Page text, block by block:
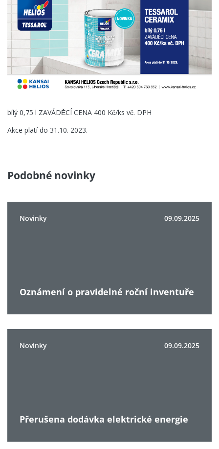
bílý 0,75 l ZAVÁDĚCÍ CENA 400 Kč/ks vč. DPH
Akce platí do 31.10. 2023.
Podobné novinky
Novinky 09.09.2025
Oznámení o pravidelné roční inventuře
Novinky 09.09.2025
Přerušena dodávka elektrické energie
Kontakty
KANSAI HELIOS CZ s.r.o.
Sokolovská 115
686 01 Uherské Hradiště
Česká Republika